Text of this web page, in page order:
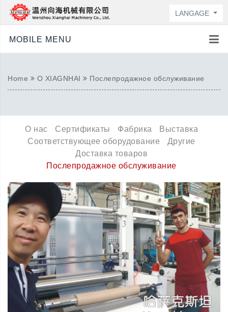
LANGAGE
MOBILE MENU
Home О XIAGNHAI Послепродажное обслуживание
О нас Сертификаты Фабрика
Выставка
Соответствующее оборудование
Другие
Доставка товаров
Послепродажное обслуживание